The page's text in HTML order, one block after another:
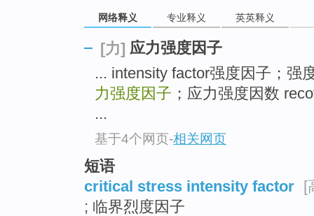
网络释义 专业释义 英英释义
[力] 应力强度因子
... intensity factor强度因子；强
力强度因子 ；应力强度因数
...
基于4个网页-相关网页
短语
critical stress intensity factor [
; 临界烈度因子